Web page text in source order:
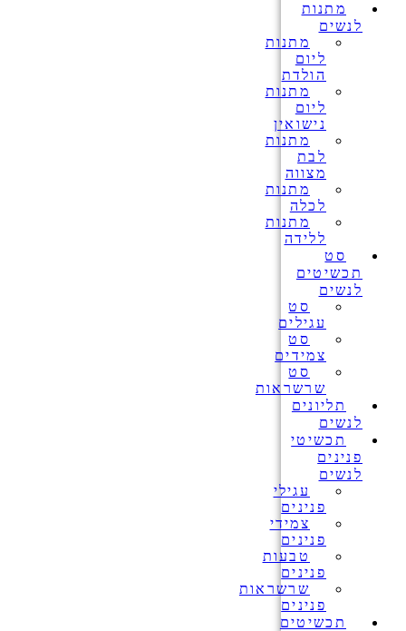
מתנות
לנשים
מתנות
ליום
הולדת
מתנות
ליום
נישואין
מתנות
לבת
מצווה
מתנות
לכלה
מתנות
ללידה
סט
תכשיטים
לנשים
סט
עגילים
סט
צמידים
סט
שרשראות
תליונים
לנשים
תכשיטי
פנינים
לנשים
עגילי
פנינים
צמידי
פנינים
טבעות
פנינים
שרשראות
פנינים
תכשיטים